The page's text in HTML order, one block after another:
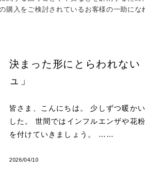
購入をご検討されているお客様の一助にな
決まった形にとらわれな
ュ」
皆さま、こんにちは。 少しずつ暖か
した。 世間ではインフルエンザや花
を付けていきましょう。 ……
2026/04/10